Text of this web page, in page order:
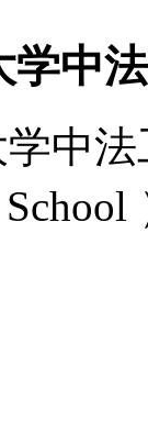
学中
中法